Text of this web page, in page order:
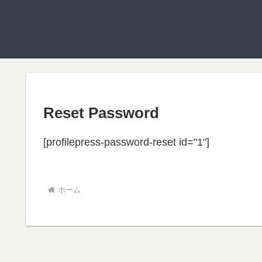
Reset Password
[profilepress-password-reset id="1"]
ホーム